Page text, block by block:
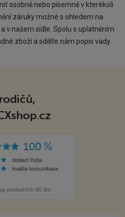
osobně nebo písemně v kterékoli
záruky možné s ohledem na
v našem sídle. Spolu s uplatněním
zboží a sdělte nám popis vady.